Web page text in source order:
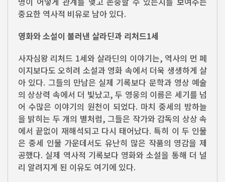
중요한 역사적 비유로 남아 있다.
영화와 소설이 불러낸 살라딘과 리처드1세
사자심왕 리처드 1세와 살라딘의 이야기는, 역사의 먼 페
이지보다도 오히려 소설과 영화 속에서 더욱 생생하게 살
아 있다. 그들의 만남은 실제 기록보다 문학과 영상 예술
의 상상력 속에서 더 빛났고, 두 영웅의 이름은 세기를 넘
어 수많은 이야기의 원천이 되었다. 마치 중세의 밤하늘
을 밝히는 두 개의 별처럼, 그들은 작가와 감독의 상상 속
에서 끝없이 재해석되고 다시 태어났다. 특히 이 두 인물
은 중세 인물 가운데서도 유난히 많은 작품의 영감을 제
공했다. 실제 역사적 기록보다 영화와 소설을 통해 더 널
리 알려지게 된 이유도 여기에 있다.